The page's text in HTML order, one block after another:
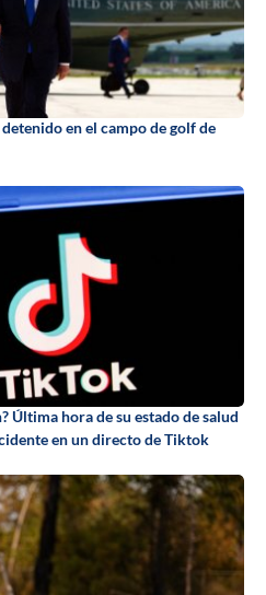
en el campo de golf de
Última hora de su estado de salud
en un directo de Tiktok